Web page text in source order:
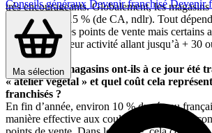
Conseils généraux Devenir franchiséDevenir
Ma sélection
très encourageants. Globalement, les
entre +10 et +15 % (de CA, ndlr). Tout
l’ancienneté des points de vente mais certains
croissance de leur activité allant jusqu’à + 30
Combien de magasins ont-ils à ce jour été
« atelier végétal » et quel coût cela
franchisés ?
En fin d’année, environ 10 % du réseau
manière effective aux couleurs du nouveau